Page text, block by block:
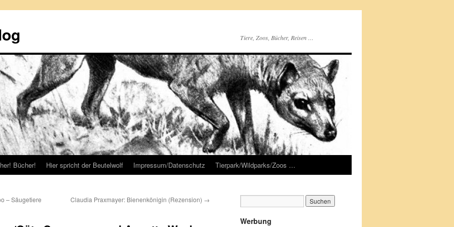
Tiere, Zoos, Bücher, Reisen …
Bücher! Hier spricht der Beutelwolf Impressum/Datenschutz Tierpark/Wildparks/Zoos …
– Säugetiere
Claudia Praxmayer: Bienenkönigin (Rezension) →
Werbung